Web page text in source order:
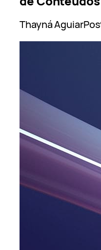
Thayná Aguiar